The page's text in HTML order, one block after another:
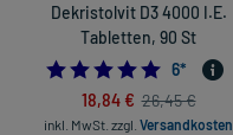
Dekristolvit D3 4000 I.E.
Tabletten, 90 St
5.0
6*
18,84 € 26,45 €
inkl. MwSt. zzgl. Versandkosten